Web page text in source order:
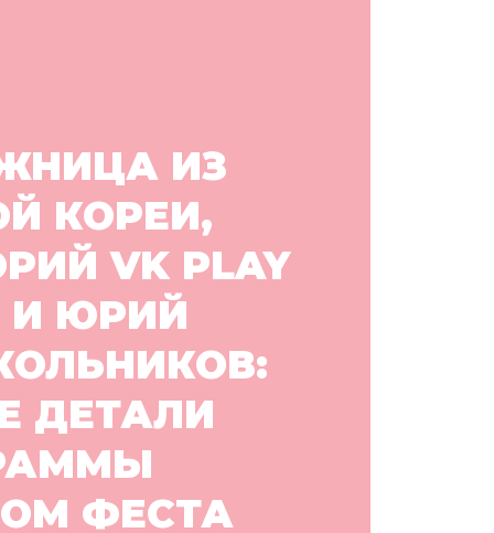
ИЗ
КОРЕИ,
VK PLAY
И ЮРИЙ
ДЕТАЛИ
ФЕСТА